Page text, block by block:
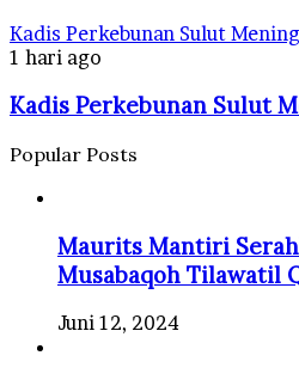
Kadis Perkebunan Sulut
1 hari ago
Kadis Perkebunan Sulut
Popular Posts
Maurits Mantiri
Musabaqoh Tilawatil
Juni 12, 2024